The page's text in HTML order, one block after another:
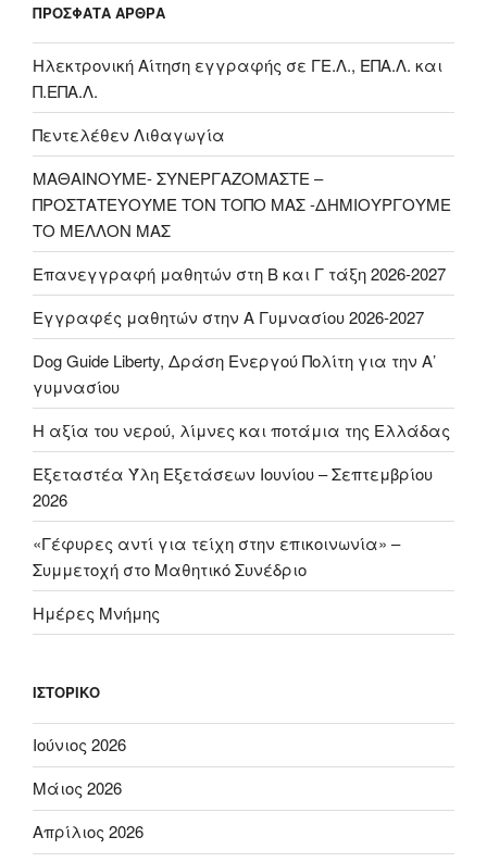
ΠΡΌΣΦΑΤΑ ΆΡΘΡΑ
Ηλεκτρονική Αίτηση εγγραφής σε ΓΕ.Λ., ΕΠΑ.Λ. και
Π.ΕΠΑ.Λ.
Πεντελέθεν Λιθαγωγία
ΜΑΘΑΙΝΟΥΜΕ- ΣΥΝΕΡΓΑΖΟΜΑΣΤΕ –
ΠΡΟΣΤΑΤΕΥΟΥΜΕ ΤΟΝ ΤΟΠΟ ΜΑΣ -ΔΗΜΙΟΥΡΓΟΥΜΕ
ΤΟ ΜΕΛΛΟΝ ΜΑΣ
Επανεγγραφή μαθητών στη Β και Γ τάξη 2026-2027
Εγγραφές μαθητών στην Α Γυμνασίου 2026-2027
Dog Guide Liberty, Δράση Ενεργού Πολίτη για την Α’
γυμνασίου
H αξία του νερού, λίμνες και ποτάμια της Ελλάδας
Εξεταστέα Ύλη Εξετάσεων Ιουνίου – Σεπτεμβρίου
2026
«Γέφυρες αντί για τείχη στην επικοινωνία» –
Συμμετοχή στο Μαθητικό Συνέδριο
Ημέρες Μνήμης
ΙΣΤΟΡΙΚΌ
Ιούνιος 2026
Μάιος 2026
Απρίλιος 2026